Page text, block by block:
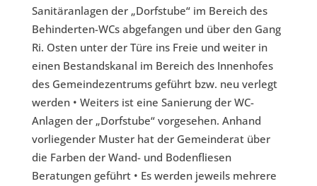
Sanitäranlagen der „Dorfstube“ im Bereich des
Behinderten-WCs abgefangen und über den Gang
Ri. Osten unter der Türe ins Freie und weiter in
einen Bestandskanal im Bereich des Innenhofes
des Gemeindezentrums geführt bzw. neu verlegt
werden • Weiters ist eine Sanierung der WC-
Anlagen der „Dorfstube“ vorgesehen. Anhand
vorliegender Muster hat der Gemeinderat über
die Farben der Wand- und Bodenfliesen
Beratungen geführt • Es werden jeweils mehrere